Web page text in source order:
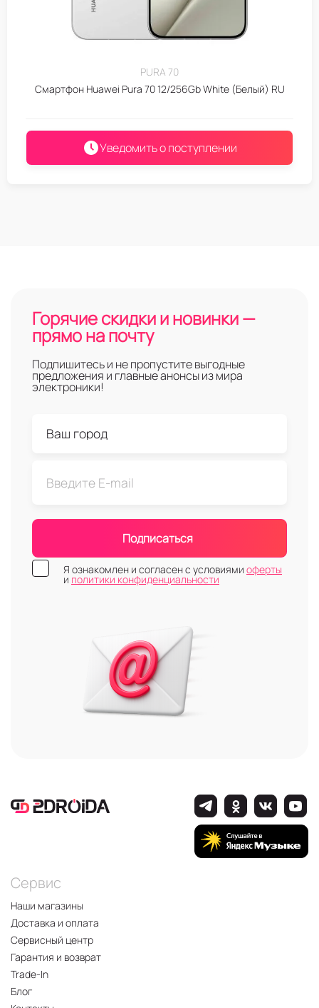
PURA 70
Смартфон Huawei Pura 70 12/256Gb White (Белый) RU
Уведомить о поступлении
Горячие скидки и новинки —
прямо на почту
Подпишитесь и не пропустите выгодные
предложения и главные анонсы из мира
электроники!
Подписаться
Я ознакомлен и согласен с условиями оферты
и политики конфиденциальности
Сервис
Наши магазины
Доставка и оплата
Сервисный центр
Гарантия и возврат
Trade-In
Блог